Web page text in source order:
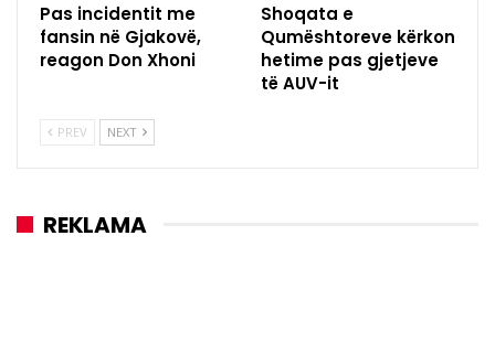
Pas incidentit me
fansin në Gjakovë,
reagon Don Xhoni
Shoqata e
Qumështoreve kërkon
hetime pas gjetjeve
të AUV-it
PREV NEXT
REKLAMA